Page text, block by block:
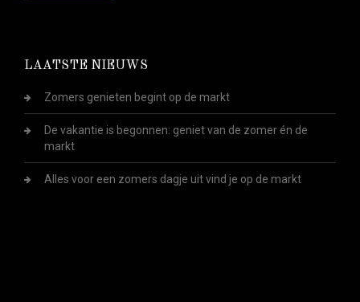
LAATSTE NIEUWS
Zomers genieten begint op de markt
De vakantie is begonnen: geniet van de zomer én de
markt
Alles voor een zomers dagje uit vind je op de markt